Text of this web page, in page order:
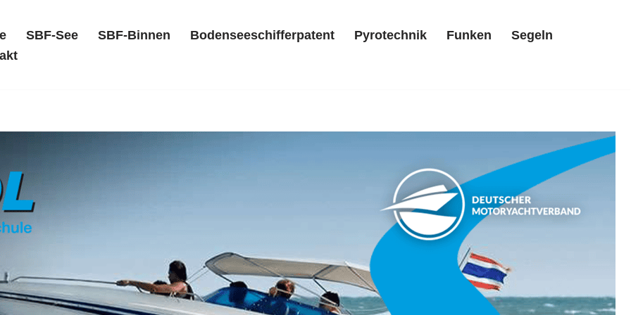
SBF-See SBF-Binnen Bodenseeschifferpatent Pyrotechnik Funken
Segeln